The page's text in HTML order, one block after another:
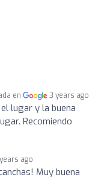
en 3 years ago
lugar y la buena
Recomiendo
ago
Muy buena